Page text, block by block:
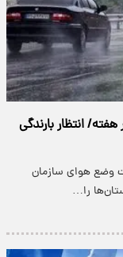
انتظار بارندگی
وضع هوای سازمان
را…